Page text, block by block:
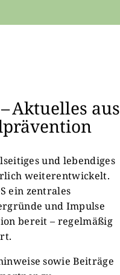
Aktuelles aus
und lebendiges
weiterentwickelt.
ein zentrales
und Impulse
bereit – regelmäßig
sowie Beiträge